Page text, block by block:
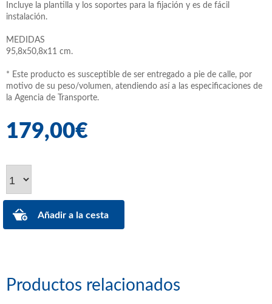
Incluye la plantilla y los soportes para la fijación y es de fácil
instalación.
MEDIDAS
95,8x50,8x11 cm.
* Este producto es susceptible de ser entregado a pie de calle, por
motivo de su peso/volumen, atendiendo así a las especificaciones de
la Agencia de Transporte.
179,00€
Productos relacionados